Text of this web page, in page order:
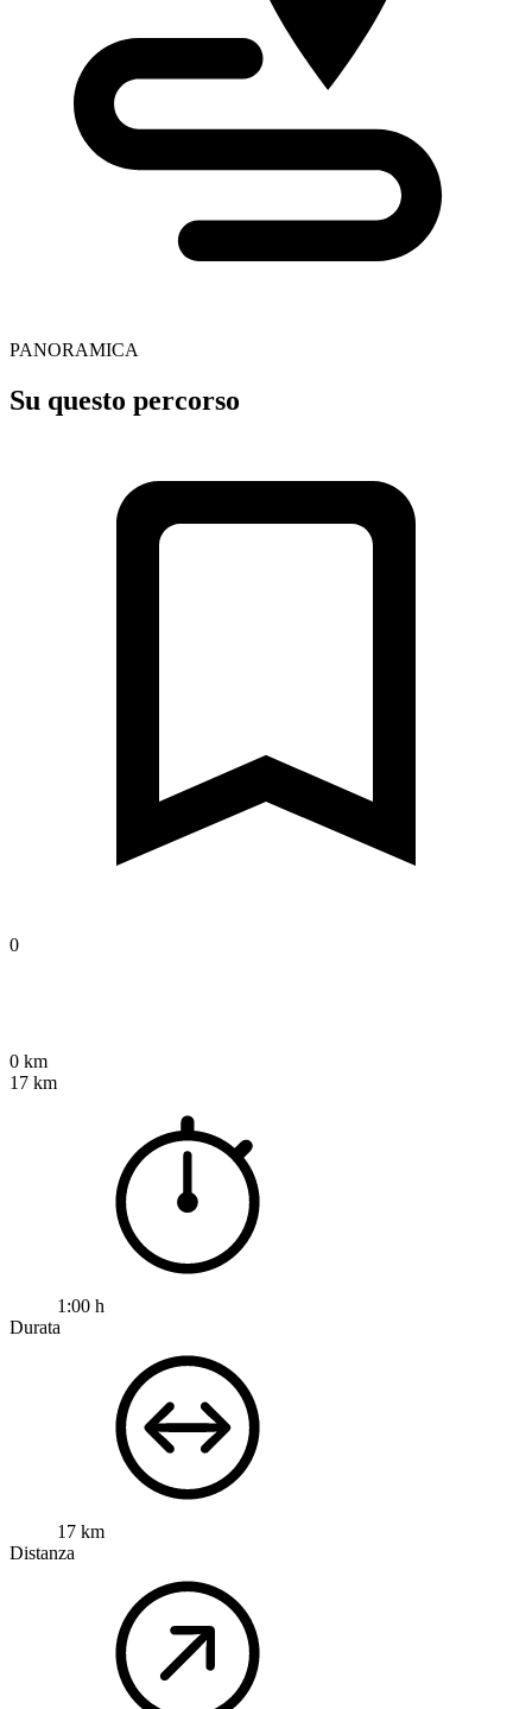
PANORAMICA
Su questo percorso
0
0 km
17 km
1:00 h
Durata
17 km
Distanza